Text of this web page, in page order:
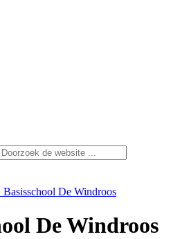
De Windroos
De Windroos